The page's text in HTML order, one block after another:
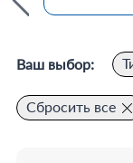
Ваш выбор:
Сбросить все